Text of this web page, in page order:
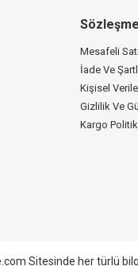
Mesafeli
İade Ve
Kişisel
Gizlilik Ve
Kargo
Sitesinde her türlü